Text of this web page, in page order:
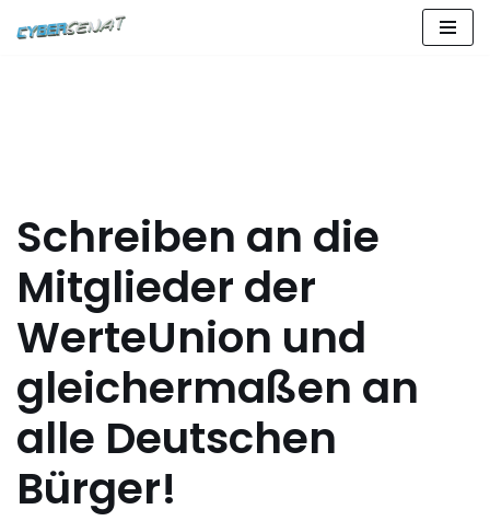
Schreiben an die
Mitglieder der
WerteUnion und
gleichermaßen an
alle Deutschen
Bürger!